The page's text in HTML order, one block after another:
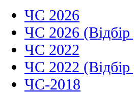
ЧС 2026
ЧС 2026 (Відбір
ЧС 2022
ЧС 2022 (Відбір
ЧС-2018